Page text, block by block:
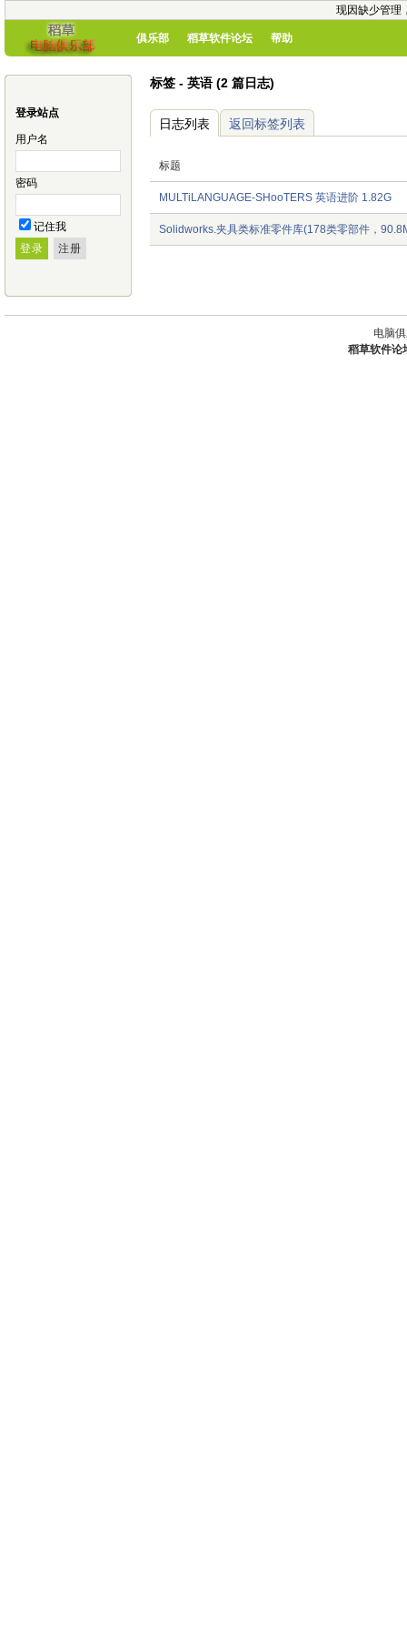
现因缺少管理
俱乐部 稻草软件论坛 帮助
登录站点
用户名
密码
记住我
标签 - 英语 (2 篇日志)
日志列表 返回标签列表
标题
MULTiLANGUAGE-SHooTERS 英语进阶 1.82G
Solidworks.夹具类标准零件库(178类零部件，
电脑
稻草软件论